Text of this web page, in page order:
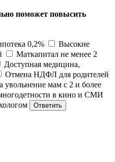
поможет повысить
0,2%
Высокие
Маткапитал не менее 2
Доступная медицина,
Отмена НДФЛ для родителей
увольнение мам с 2 и более
в кино и СМИ